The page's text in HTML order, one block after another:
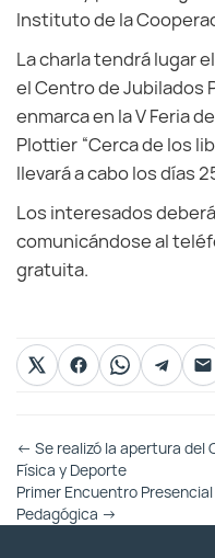
Instituto de la
La charla tendrá lugar
el Centro de Jubilados
enmarca en la V Feria
Plottier “Cerca de los
llevará a cabo los días
Los interesados
comunicándose al
gratuita.
Otras
Entradas
← Se realizó la apertura del
Física y Deporte
Primer Encuentro
Pedagógica →